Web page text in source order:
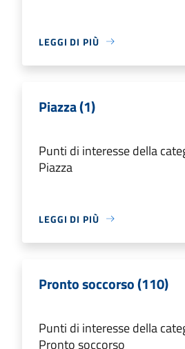
LEGGI DI PIÙ
Piazza (1)
Punti di interesse della
Piazza
LEGGI DI PIÙ
Pronto soccorso (110)
Punti di interesse della
Pronto soccorso